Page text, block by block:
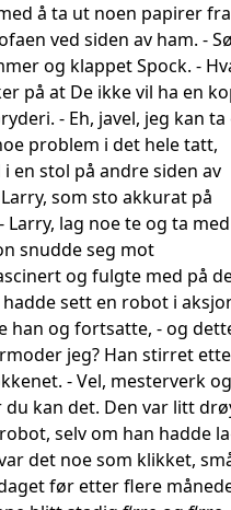
å ta ut noen papirer fra
ved siden av ham. -
og klappet Spock. -
på at De ikke vil ha en
- Eh, javel, jeg kan ta
problem i det hele tatt,
en stol på andre siden av
som sto akkurat på
Larry, lag noe te og ta
snudde seg mot
og fulgte med på
sett en robot i
han og fortsatte, - og
jeg? Han stirret
- Vel, mesterverk og
kan det. Den var litt
selv om han hadde
det noe som klikket,
før etter flere